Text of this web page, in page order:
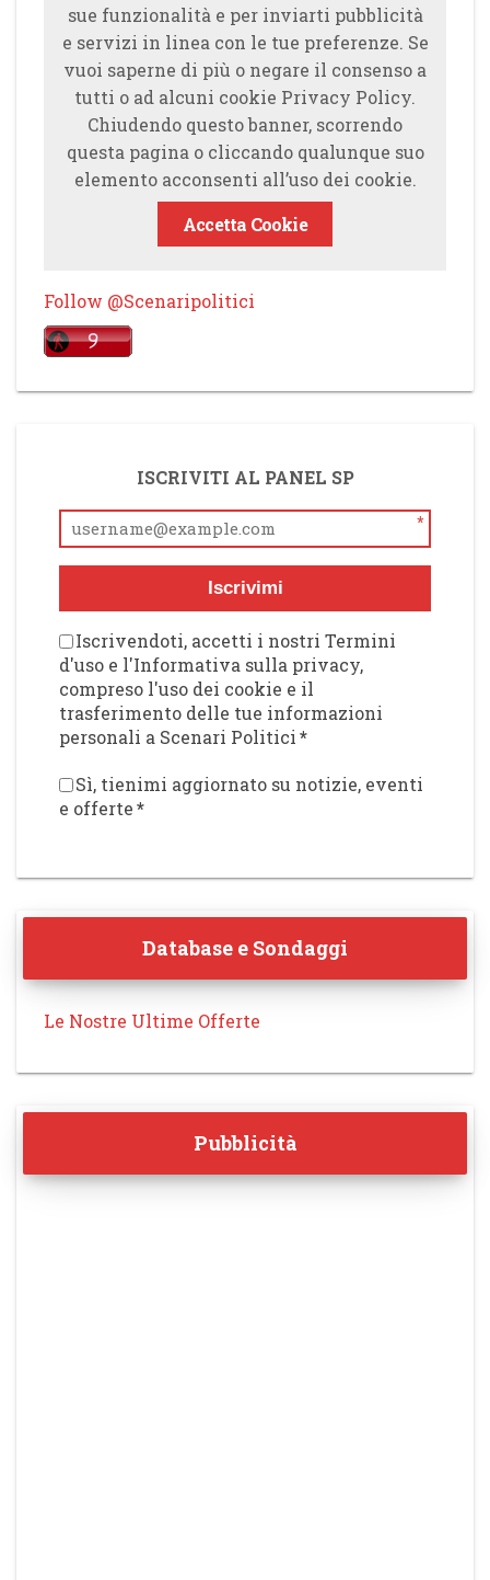
sue funzionalità e per inviarti pubblicità
e servizi in linea con le tue preferenze. Se
vuoi saperne di più o negare il consenso a
tutti o ad alcuni cookie Privacy Policy.
Chiudendo questo banner, scorrendo
questa pagina o cliccando qualunque suo
elemento acconsenti all’uso dei cookie.
Accetta Cookie
Follow @Scenaripolitici
ISCRIVITI AL PANEL SP
*
Iscrivimi
Iscrivendoti, accetti i nostri Termini
d'uso e l'Informativa sulla privacy,
compreso l'uso dei cookie e il
trasferimento delle tue informazioni
personali a Scenari Politici*
Sì, tienimi aggiornato su notizie, eventi
e offerte*
Database e Sondaggi
Le Nostre Ultime Offerte
Pubblicità